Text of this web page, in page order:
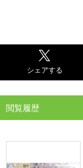
シェアする
閲覧履歴